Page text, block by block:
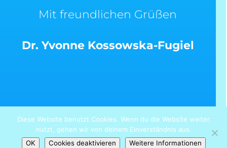
Mit freundlichen Grüßen
Dr. Yvonne Kossowska-Fugiel
©2025 Dr. Bohdan Fugiel |Impressum |
Datenschutzerklärung
Diese Website benutzt Cookies. Wenn du die Website weiter
nutzt, gehen wir von deinem Einverständnis aus.
OK
Cookies deaktivieren Weitere Informationen